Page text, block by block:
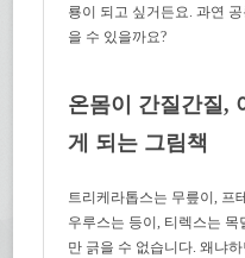
룡이 되고 싶거든요. 과연
을 수 있을까요?
온몸이 간질간질,
게 되는 그림책
트리케라톱스는 무릎이, 프
우루스는 등이, 티렉스는
만 긁을 수 없습니다. 왜냐